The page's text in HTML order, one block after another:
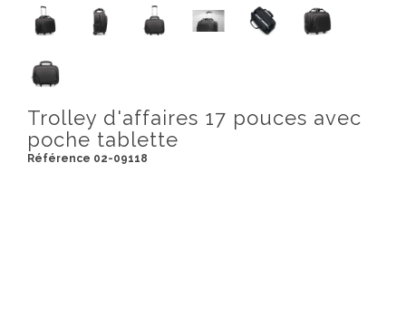
Trolley d'affaires 17 pouces avec
poche tablette
Référence 02-09118